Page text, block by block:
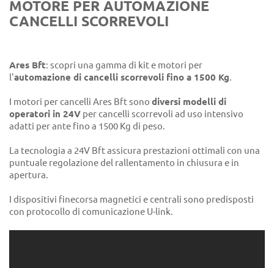
MOTORE PER AUTOMAZIONE
CANCELLI SCORREVOLI
Ares Bft: scopri una gamma di kit e motori per
l'automazione di cancelli scorrevoli fino a 1500 Kg.
I motori per cancelli Ares Bft sono diversi modelli di
operatori in 24V per cancelli scorrevoli ad uso intensivo
adatti per ante fino a 1500 Kg di peso.
La tecnologia a 24V Bft assicura prestazioni ottimali con una
puntuale regolazione del rallentamento in chiusura e in
apertura.
I dispositivi finecorsa magnetici e centrali sono predisposti
con protocollo di comunicazione U-link.